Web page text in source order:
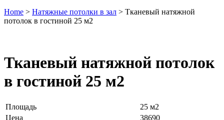
Home > Натяжные потолки в зал > Тканевый натяжной
потолок в гостиной 25 м2
Тканевый натяжной потолок
в гостиной 25 м2
Площадь
25 м2
Цена
38690